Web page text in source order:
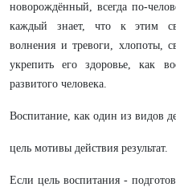
новорождённый, всегда по-
каждый знает, что к этим
волнения и тревоги, хлопоты,
укрепить его здоровье, как
развитого человека.
Воспитание, как один из видов
цель мотивы действия результат.
Если цель воспитания -